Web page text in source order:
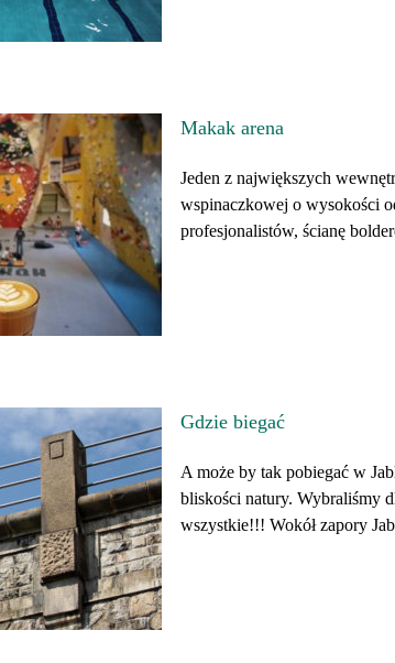
Makak arena
Jeden z największych
wspinaczkowej o wysokości
profesjonalistów, ścianę
Gdzie biegać
A może by tak pobiegać w
bliskości natury. Wybraliśmy
wszystkie!!! Wokół zapory